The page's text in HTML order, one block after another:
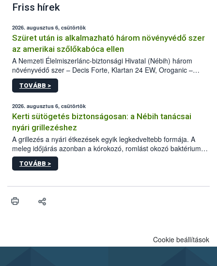
Friss hírek
2026. augusztus 6, csütörtök
Szüret után is alkalmazható három növényvédő szer
az amerikai szőlőkabóca ellen
A Nemzeti Élelmiszerlánc-biztonsági Hivatal (Nébih) három
növényvédő szer – Decis Forte, Klartan 24 EW, Oroganic –
engedélyokiratát módosította, így azok a szüretet követően,
egészen a vesszőérettség (BBCH 91) stádiumáig
érésű szőlőkben is legyen lehetőség a károsító elleni további
védekezésre. Az Oroganic készítmény kis kiszerelésben kiskerti
felhasználók számára is elérhető és ökológiai termesztésben is
engedélyezett.
TOVÁBB >
2026. augusztus 6, csütörtök
Kerti sütögetés biztonságosan: a Nébih tanácsai
nyári grillezéshez
A grillezés a nyári étkezések egyik legkedveltebb formája. A
meleg időjárás azonban a kórokozó, romlást okozó baktériumok
gyorsabb szaporodásának is kedvez. A szabadtéri sütögetés
ezért nem csupán a megfelelő sütési technikáról szól: legalább
higiéniai szabályok betartása, a megfelelő hőkezelés, valamint a
biztonsági Hivatal (Nébih) Oktatási Programja összegyűjtötte a
TOVÁBB >
Cookie beállítások